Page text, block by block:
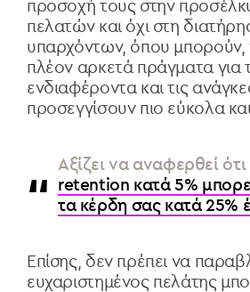
προσοχή τους στην
πελατών και όχι στη
υπαρχόντων, όπου μπορούν,
πλέον αρκετά πράγματα για
ενδιαφέροντα και τις
προσεγγίσουν πιο εύκολα
Αξίζει να αναφερθεί
retention κατά 5%
τα κέρδη σας κατά 25%
Επίσης, δεν πρέπει να
ευχαριστημένος πελάτης